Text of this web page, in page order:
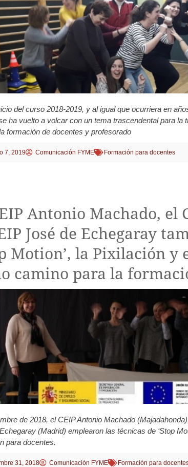
del curso 2018-2019, y al igual que ocurriera en
ha vuelto a volcar con un tema trascendental para
formación de docentes y profesorado
7, 2019 Comunicación FYME Formación para docentes
Antonio Machado, el
José de Echegaray
Motion’, la Pixilación y
camino para la
de 2018, el CEIP Antonio Machado
(Madrid) emplearon las técnicas de ‘Stop
para docentes.
31, 2018 Comunicación FYME Formación para